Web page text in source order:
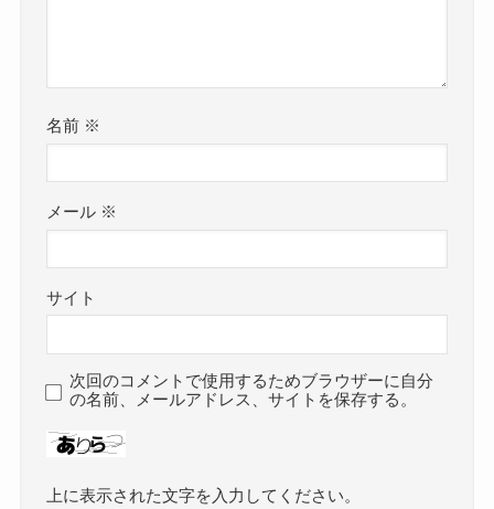
名前 ※
メール ※
サイト
次回のコメントで使用するためブラウザーに自分
の名前、メールアドレス、サイトを保存する。
上に表示された文字を入力してください。